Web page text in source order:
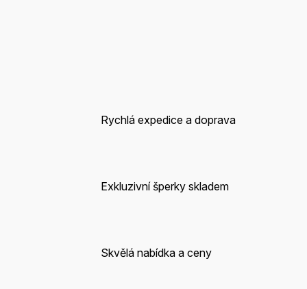
Rychlá expedice a doprava
Exkluzivní šperky skladem
Skvělá nabídka a ceny